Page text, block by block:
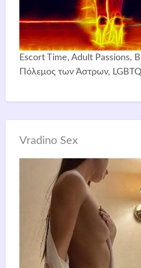
Escort Time, Adult Passions,
Πόλεμος των Άστρων,
Vradino Sex